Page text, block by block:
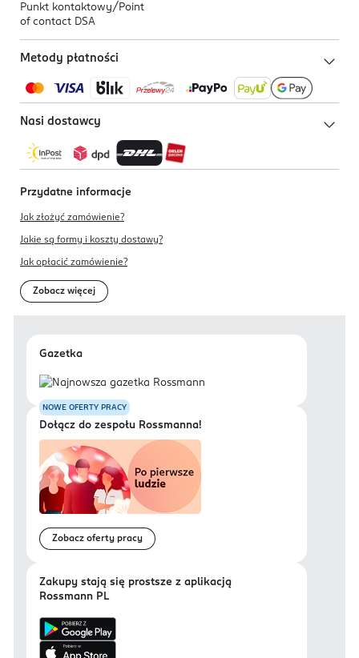
Punkt kontaktowy/ Point
of contact DSA
Metody płatności
Nasi dostawcy
Przydatne informacje
Jak złożyć zamówienie?
Jakie są formy i koszty dostawy?
Jak opłacić zamówienie?
Zobacz więcej
Gazetka
NOWE OFERTY PRACY
Dołącz do zespołu Rossmanna!
Zobacz oferty pracy
Zakupy stają się prostsze z aplikacją
Rossmann PL